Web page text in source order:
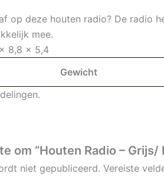
op deze houten radio? De radio
mee.
8,8 x 5,4
Gewicht
om “Houten Radio –
niet gepubliceerd. Vereiste